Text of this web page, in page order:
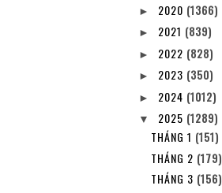
► 2020 (1366)
► 2021 (839)
► 2022 (828)
► 2023 (350)
► 2024 (1012)
▼ 2025 (1289)
THÁNG 1 (151)
THÁNG 2 (179)
THÁNG 3 (156)